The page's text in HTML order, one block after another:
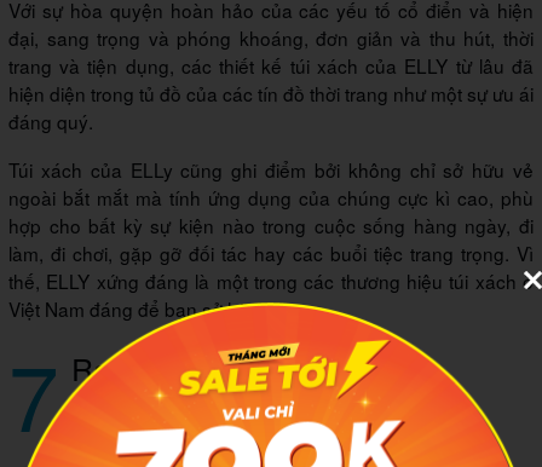
Với sự hòa quyện hoàn hảo của các yếu tố cổ điển và hiện
đại, sang trọng và phóng khoáng, đơn giản và thu hút, thời
trang và tiện dụng, các thiết kế túi xách của ELLY từ lâu đã
hiện diện trong tủ đồ của các tín đồ thời trang như một sự ưu ái
đáng quý.
Túi xách của ELLy cũng ghi điểm bởi không chỉ sở hữu vẻ
ngoài bắt mắt mà tính ứng dụng của chúng cực kì cao, phù
hợp cho bất kỳ sự kiện nào trong cuộc sống hàng ngày, đi
làm, đi chơi, gặp gỡ đối tác hay các buổi tiệc trang trọng. Vì
thế, ELLY xứng đáng là một trong các thương hiệu túi xách ở
Việt Nam đáng để bạn sở hữu.
7 Ralph Lauren